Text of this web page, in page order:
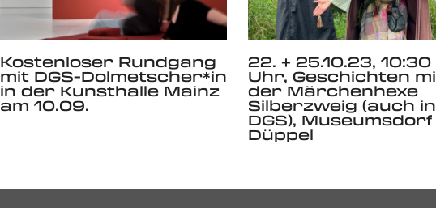
Kostenloser Rundgang
mit DGS-Dolmetscher*in
in der Kunsthalle Mainz
am 10.09.
22. + 25.10.23, 10:30
Uhr, Geschichten
der Märchenhexe
Silberzweig (auch in
DGS), Museumsdorf
Düppel